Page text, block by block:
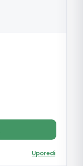
Uporedi